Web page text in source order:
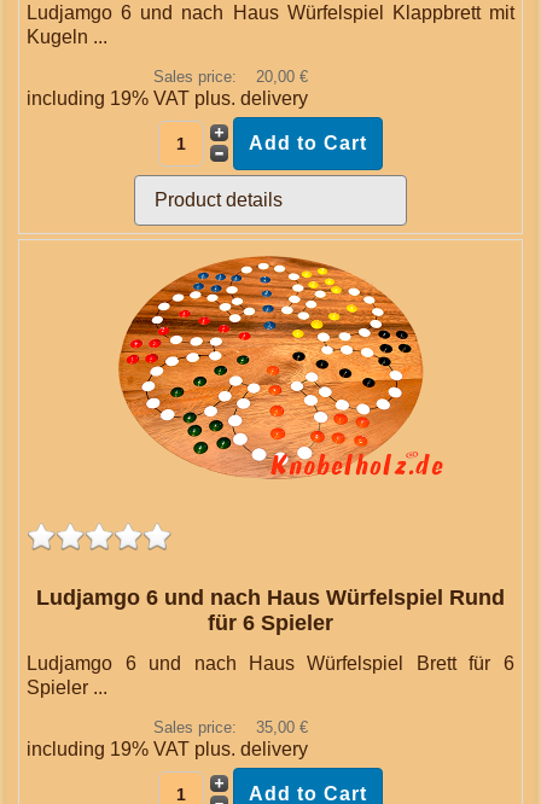
Ludjamgo 6 und nach Haus Würfelspiel Klappbrett mit
Kugeln ...
Sales price: 20,00 €
including 19% VAT plus.delivery
Product details
Ludjamgo 6 und nach Haus Würfelspiel Rund
für 6 Spieler
Ludjamgo 6 und nach Haus Würfelspiel Brett für 6
Spieler ...
Sales price: 35,00 €
including 19% VAT plus.delivery